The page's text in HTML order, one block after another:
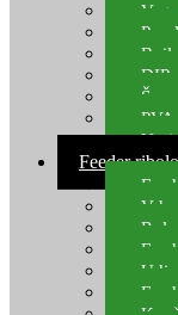
Pop
PVA
Feeder
Role